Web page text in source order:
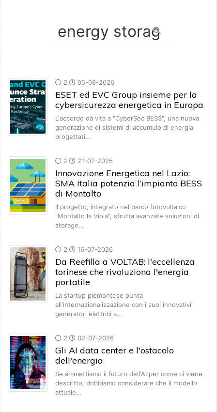
2 05-08-2026
ESET ed EVC Group insieme per la
cybersicurezza energetica in Europa
L'accordo dà vita a "CyberSec BESS", una nuova
generazione di sistemi di accumulo di energia
progettati…
2 21-07-2026
Innovazione Energetica nel Lazio:
SMA Italia potenzia l’impianto BESS
di Montalto
Il progetto, integrato nel parco fotovoltaico
"Montalto la Viola", sfrutta avanzate soluzioni di
storage…
2 16-07-2026
Da Reefilla a VOLTAB: l'eccellenza
torinese che rivoluziona l'energia
portatile
La startup piemontese punta
all'internazionalizzazione con i suoi innovativi
generatori elettrici a…
2 02-07-2026
Gli AI data center e l'ostacolo
dell'energia
Se ammettiamo il futuro dell'AI per come ci viene
descritto, dobbiamo considerare che il modello
attuale…